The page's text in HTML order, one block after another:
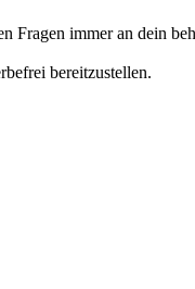
Fragen immer an dein
bereitzustellen.